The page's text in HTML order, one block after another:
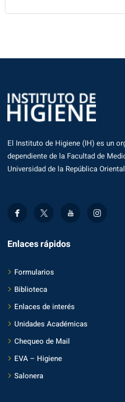
El Instituto de Higiene (IH) es un
dependiente de la Facultad de
Universidad de la República
Enlaces rápidos
Formularios
Biblioteca
Enlaces de interés
Unidades Académicas
Chequeo de Mail
EVA – Higiene
Salonera